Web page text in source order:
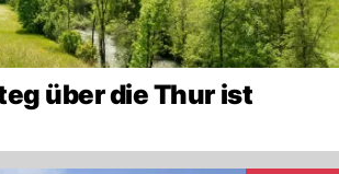
über die Thur ist